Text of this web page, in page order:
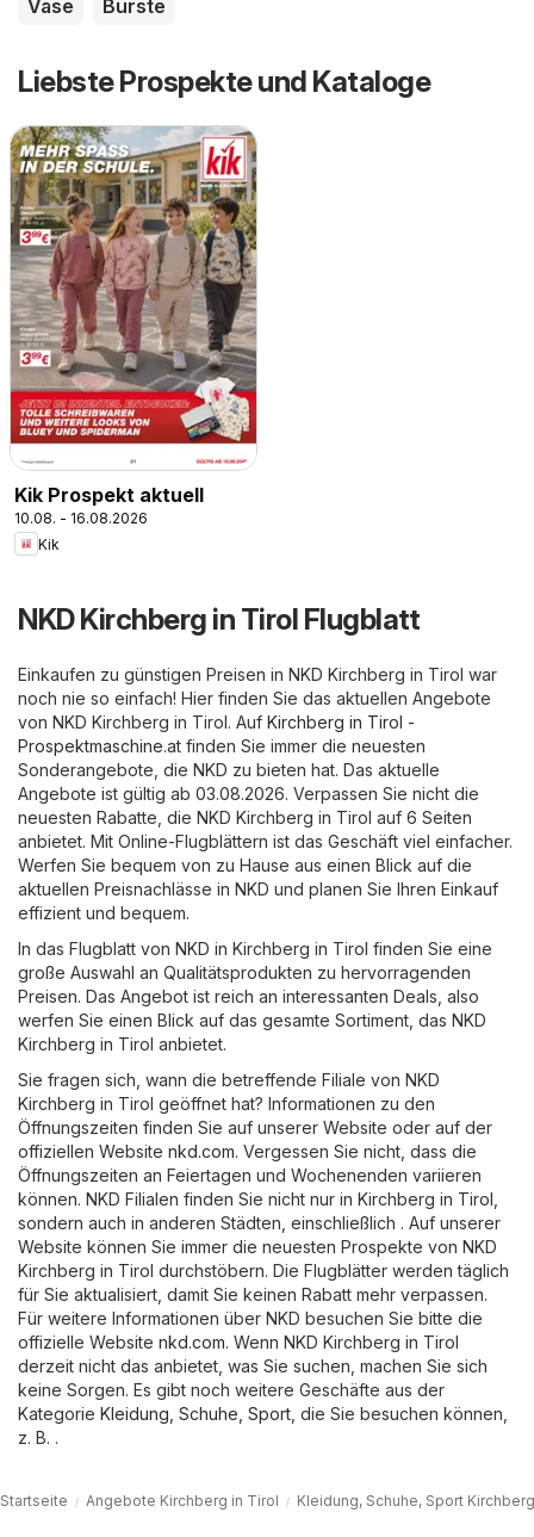
Vase Bürste
Liebste Prospekte und Kataloge
Kik Prospekt aktuell
10.08. - 16.08.2026
Kik
NKD Kirchberg in Tirol Flugblatt
Einkaufen zu günstigen Preisen in NKD Kirchberg in Tirol war
noch nie so einfach! Hier finden Sie das aktuellen Angebote
von NKD Kirchberg in Tirol. Auf Kirchberg in Tirol -
Prospektmaschine.at finden Sie immer die neuesten
Sonderangebote, die NKD zu bieten hat. Das aktuelle
Angebote ist gültig ab 03.08.2026. Verpassen Sie nicht die
neuesten Rabatte, die NKD Kirchberg in Tirol auf 6 Seiten
anbietet. Mit Online-Flugblättern ist das Geschäft viel einfacher.
Werfen Sie bequem von zu Hause aus einen Blick auf die
aktuellen Preisnachlässe in NKD und planen Sie Ihren Einkauf
effizient und bequem.
In das Flugblatt von NKD in Kirchberg in Tirol finden Sie eine
große Auswahl an Qualitätsprodukten zu hervorragenden
Preisen. Das Angebot ist reich an interessanten Deals, also
werfen Sie einen Blick auf das gesamte Sortiment, das NKD
Kirchberg in Tirol anbietet.
Sie fragen sich, wann die betreffende Filiale von NKD
Kirchberg in Tirol geöffnet hat? Informationen zu den
Öffnungszeiten finden Sie auf unserer Website oder auf der
offiziellen Website nkd.com. Vergessen Sie nicht, dass die
Öffnungszeiten an Feiertagen und Wochenenden variieren
können. NKD Filialen finden Sie nicht nur in Kirchberg in Tirol,
sondern auch in anderen Städten, einschließlich . Auf unserer
Website können Sie immer die neuesten Prospekte von NKD
Kirchberg in Tirol durchstöbern. Die Flugblätter werden täglich
für Sie aktualisiert, damit Sie keinen Rabatt mehr verpassen.
Für weitere Informationen über NKD besuchen Sie bitte die
offizielle Website nkd.com. Wenn NKD Kirchberg in Tirol
derzeit nicht das anbietet, was Sie suchen, machen Sie sich
keine Sorgen. Es gibt noch weitere Geschäfte aus der
Kategorie Kleidung, Schuhe, Sport , die Sie besuchen können,
z. B. .
Startseite Angebote Kirchberg in Tirol Kleidung, Schuhe, Sport